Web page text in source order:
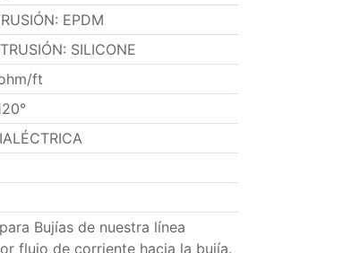
: EPDM
: SILICONE
ft
Bujías de nuestra línea
flujo de corriente hacia la bujía.